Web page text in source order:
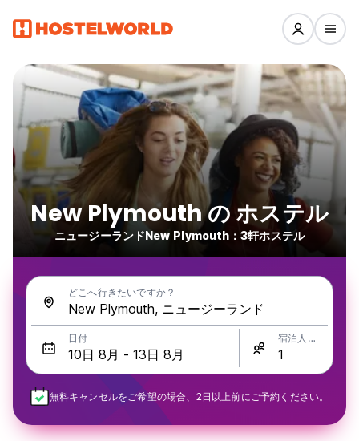
New Plymouth の ホステル
ニュージーランドNew Plymouth：3軒ホステル
どこへ行きたいですか？
日付 宿泊人数
無料キャンセルをご希望の場合、2日以上前にご予約ください。